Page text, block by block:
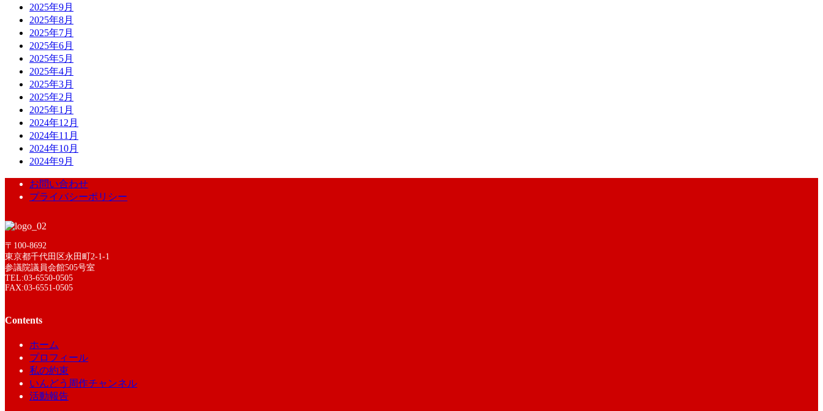
2025年9月
2025年8月
2025年7月
2025年6月
2025年5月
2025年4月
2025年3月
2025年2月
2025年1月
2024年12月
2024年11月
2024年10月
2024年9月
お問い合わせ
プライバシーポリシー
〒100-8692
東京都千代田区永田町2-1-1
参議院議員会館505号室
TEL:03-6550-0505
FAX:03-6551-0505
Contents
ホーム
プロフィール
私の約束
いんどう周作チャンネル
活動報告